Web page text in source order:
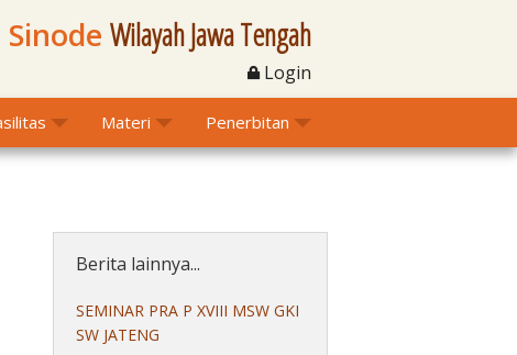
Sinode Wilayah Jawa Tengah
Login
Materi Penerbitan
Berita lainnya...
SEMINAR PRA P XVIII MSW GKI
SW JATENG